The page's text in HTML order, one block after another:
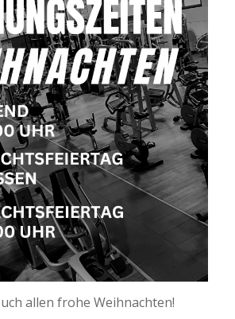
allen frohe Weihnachten!